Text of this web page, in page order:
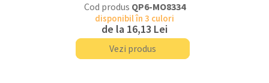
Cod produs QP6-MO8334
disponibil în 3 culori
de la 16,13 Lei
Vezi produs